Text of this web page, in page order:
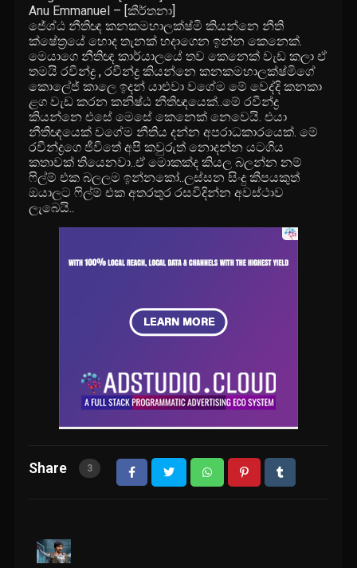
Anu Emmanuel – [කීර්තනා]
ජේශ්ඨ නීතිඥ කනකමහාලක්ෂ්මි කියන්නෙ නීති
ක්ෂේත්‍රයේ හොද තැනක් හදාගෙන ඉන්න කෙනෙක්.
මෙයාගෙ නීතිඥ කාර්යාලයේ තව කෙනෙක් වැඩ කලා ඒ
තමයි රවීන්ද්‍ර , රවීන්ද්‍ර කියන්නෙ කනකමහාලක්ෂ්මිගේ
කොලේජ් කාලෙ ඉදන් යාළුවා වගේම මේ වෙද්දි කනකා
ළග වැඩ කරන කනිෂ්ඨ නීතිඥයෙක්..මේ රවීන්ද්‍ර
කියන්නෙ එසේ මෙසේ කෙනෙක් නෙවෙයි. එයා
නීතිඥයෙක් වගේම නීතිය දන්න අපරාධකාරයෙක්. මේ
රවීන්ද්‍රගෙ ජීවිතේ අපි කවුරුත් නොදන්න යටගිය
කතාවක් තියෙනවා..ඒ මොකක්ද කියල බලන්න නම්
ෆිල්ම් එක බලලම ඉන්නකෝ..ලස්සන සිංදු කීපයකුත්
ඔයාලට ෆිල්ම් එක අතරතුර රසවිදින්න අවස්ථාව
ලැබෙයි..
Share 3